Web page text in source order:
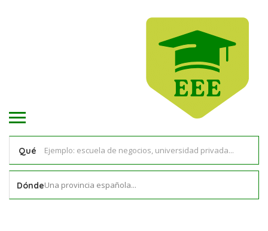
Qué
DóndeUna provincia española...